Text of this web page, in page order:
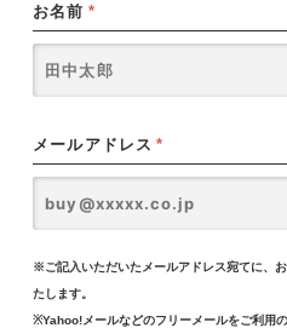
お名前 *
メールアドレス *
※ご記入いただいたメールアドレス宛てに、
たします。
※Yahoo!メールなどのフリーメールをご利用